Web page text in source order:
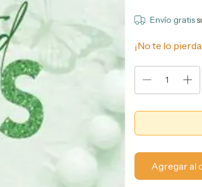
Envío gratis
¡No te lo